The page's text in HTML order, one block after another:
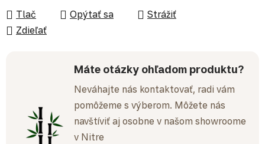
Tlač Opýtať sa
Strážiť
Zdieľať
Máte otázky ohľadom produktu?
Neváhajte nás kontaktovať, radi vám
pomôžeme s výberom. Môžete nás
navštíviť aj osobne v našom showroome
v Nitre